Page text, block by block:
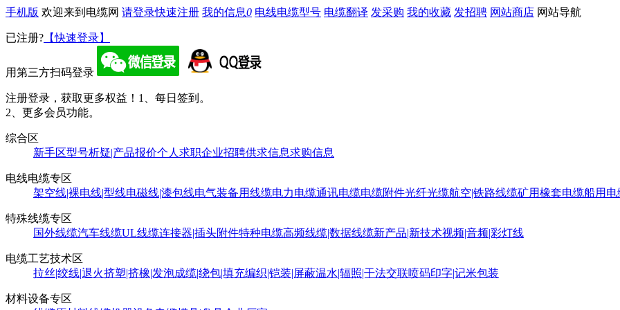
手机版 欢迎来到电缆网 请登录快速注册 我的信息0 电线电缆型号 电缆翻译 发采购 我的收藏 发招聘 网站商店 网站导航
已注册? 【快速登录】
用第三方扫码登录
注册登录，获取更多权益！ 1、每日签到。
2、更多会员功能。
综合区
新手区型号析疑|产品报价个人求职企业招聘供求信息求购信息
电线电缆专区
架空线|裸电线|型线电磁线|漆包线电气装备用线缆电力电缆通讯电缆电缆附件光纤光缆航空|铁路线缆矿用橡套电缆船用电
特殊线缆专区
国外线缆汽车线缆UL线缆连接器|插头附件特种电缆高频线缆|数据线缆新产品|新技术视频|音频|彩灯线
电缆工艺技术区
拉丝|绞线|退火挤塑|挤橡|发泡成缆|绕包|填充编织|铠装|屏蔽温水|辐照|干法交联喷码印字|记米包装
材料设备专区